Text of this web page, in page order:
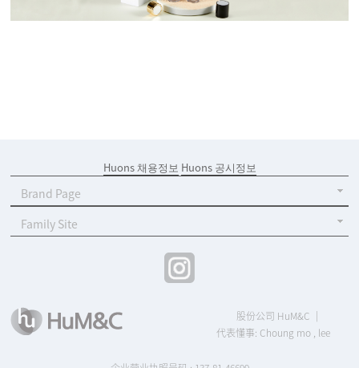
Huons 채용정보 Huons 공시정보
Brand Page
Family Site
股份公司 HuM&C
代表懂事: Choung mo , lee